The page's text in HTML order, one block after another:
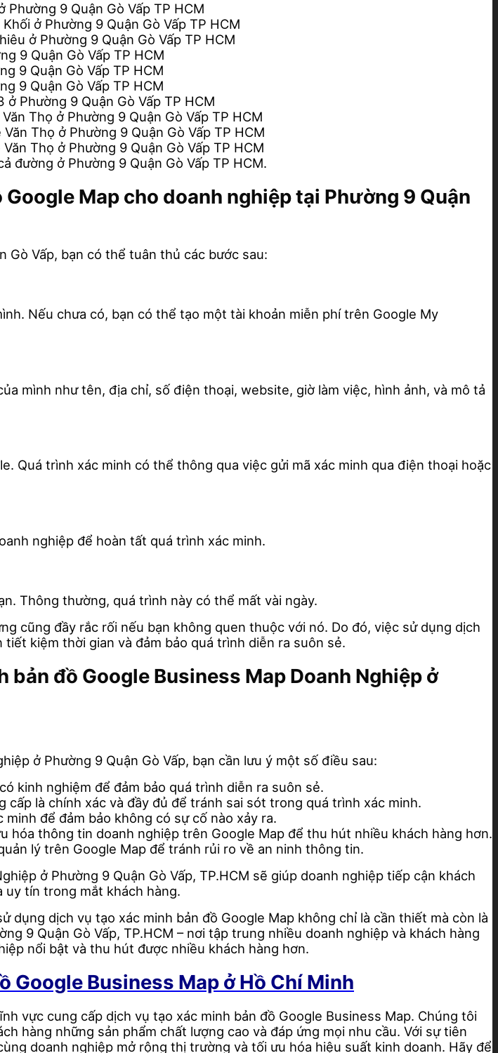
9 Quận Gò Vấp TP HCM
ở Phường 9 Quận Gò Vấp TP HCM
ở Phường 9 Quận Gò Vấp TP HCM
9 Quận Gò Vấp TP HCM
9 Quận Gò Vấp TP HCM
9 Quận Gò Vấp TP HCM
Phường 9 Quận Gò Vấp TP HCM
Thọ ở Phường 9 Quận Gò Vấp TP HCM
Thọ ở Phường 9 Quận Gò Vấp TP HCM
Thọ ở Phường 9 Quận Gò Vấp TP HCM
đường ở Phường 9 Quận Gò Vấp TP HCM.
Map cho doanh nghiệp tại Phường 9 Quận
Gò Vấp, bạn có thể tuân thủ các bước sau:
Nếu chưa có, bạn có thể tạo một tài khoản miễn phí trên Google My
mình như tên, địa chỉ, số điện thoại, website, giờ làm việc, hình ảnh, và mô tả
Quá trình xác minh có thể thông qua việc gửi mã xác minh qua điện thoại hoặc
nghiệp để hoàn tất quá trình xác minh.
Thông thường, quá trình này có thể mất vài ngày.
cũng đầy rắc rối nếu bạn không quen thuộc với nó. Do đó, việc sử dụng dịch
kiệm thời gian và đảm bảo quá trình diễn ra suôn sẻ.
đồ Google Business Map Doanh Nghiệp ở
ở Phường 9 Quận Gò Vấp, bạn cần lưu ý một số điều sau:
kinh nghiệm để đảm bảo quá trình diễn ra suôn sẻ.
cấp là chính xác và đầy đủ để tránh sai sót trong quá trình xác minh.
để đảm bảo không có sự cố nào xảy ra.
hóa thông tin doanh nghiệp trên Google Map để thu hút nhiều khách hàng hơn.
lý trên Google Map để tránh rủi ro về an ninh thông tin.
ở Phường 9 Quận Gò Vấp, TP.HCM sẽ giúp doanh nghiệp tiếp cận khách
uy tín trong mắt khách hàng.
dịch vụ tạo xác minh bản đồ Google Map không chỉ là cần thiết mà còn là
9 Quận Gò Vấp, TP.HCM – nơi tập trung nhiều doanh nghiệp và khách hàng
nổi bật và thu hút được nhiều khách hàng hơn.
Google Business Map ở Hồ Chí Minh
vực cung cấp dịch vụ tạo xác minh bản đồ Google Business Map. Chúng tôi
hàng những sản phẩm chất lượng cao và đáp ứng mọi nhu cầu. Với sự tiên
doanh nghiệp mở rộng thị trường và tối ưu hóa hiệu suất kinh doanh. Hãy để